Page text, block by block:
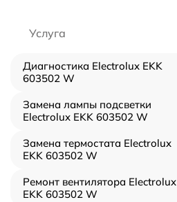
Услуга
Диагностика Electrolux EKK
603502 W
Замена лампы подсветки
Electrolux EKK 603502 W
Замена термостата Electrolux
EKK 603502 W
Ремонт вентилятора Electrolux
EKK 603502 W